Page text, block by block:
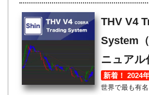
THV V4
System
ニュアル
新着！ 2024
世界で最も有